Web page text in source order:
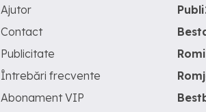
Ajutor
Contact
Publicitate
Întrebări frecvente
Abonament VIP